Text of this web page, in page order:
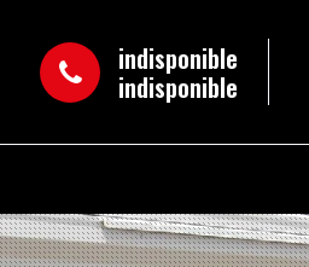
indisponible
indisponible